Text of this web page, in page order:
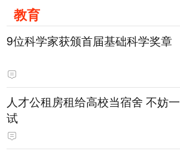
教育
9位科学家获颁首届基础科学奖章
人才公租房租给高校当宿舍 不妨一
试